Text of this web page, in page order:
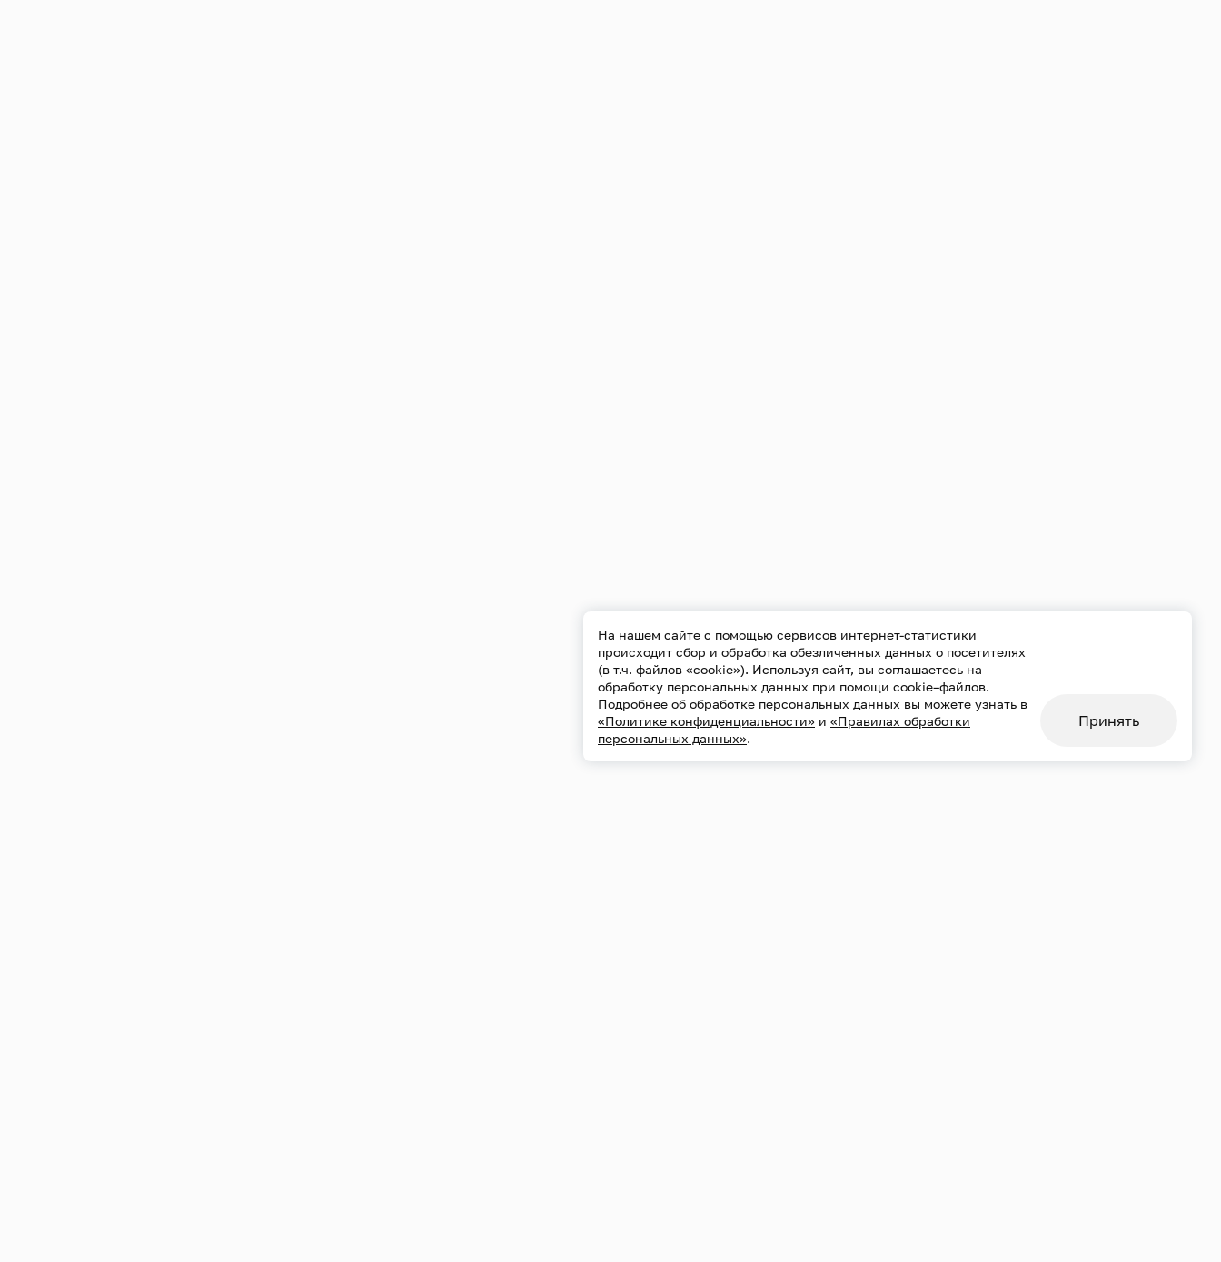
На нашем сайте с помощью сервисов интернет-статистики
происходит сбор и обработка обезличенных данных о посетителях
(в т.ч. файлов «cookie»). Используя сайт, вы соглашаетесь на
обработку персональных данных при помощи cookie–файлов.
Подробнее об обработке персональных данных вы можете узнать в
«Политике конфиденциальности» и «Правилах обработки
персональных данных».
Принять